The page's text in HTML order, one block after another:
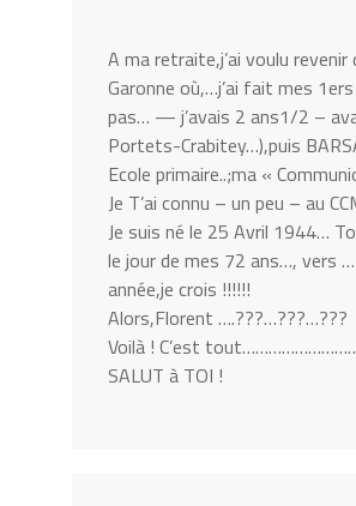
A ma retraite,j’ai voulu
Garonne où,…j’ai fait mes
pas… — j’avais 2 ans1/2 –
Portets-Crabitey…),puis
Ecole primaire..;ma «
Je T’ai connu – un peu – au
Je suis né le 25 Avril 1944…
le jour de mes 72 ans…, vers
année,je crois !!!!!!
Alors,Florent ….???…???…???
Voilà ! C’est
SALUT à TOI !